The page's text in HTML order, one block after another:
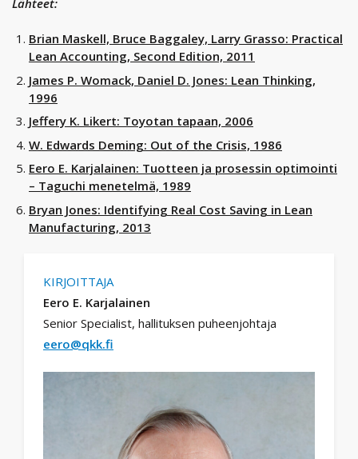
Brian Maskell, Bruce Baggaley, Larry Grasso: Practical
Lean Accounting, Second Edition, 2011
James P. Womack, Daniel D. Jones: Lean Thinking,
1996
Jeffery K. Likert: Toyotan tapaan, 2006
W. Edwards Deming: Out of the Crisis, 1986
Eero E. Karjalainen: Tuotteen ja prosessin optimointi
– Taguchi menetelmä, 1989
Bryan Jones: Identifying Real Cost Saving in Lean
Manufacturing, 2013
KIRJOITTAJA
Eero E. Karjalainen
Senior Specialist, hallituksen puheenjohtaja
eero@qkk.fi